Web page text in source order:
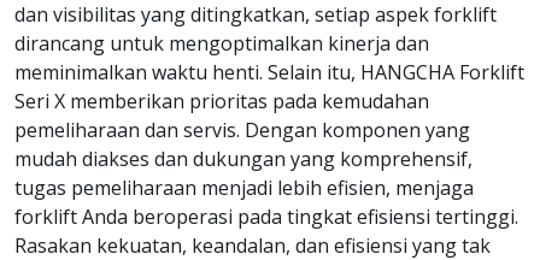
dan visibilitas yang ditingkatkan, setiap aspek forklift
dirancang untuk mengoptimalkan kinerja dan
meminimalkan waktu henti. Selain itu, HANGCHA Forklift
Seri X memberikan prioritas pada kemudahan
pemeliharaan dan servis. Dengan komponen yang
mudah diakses dan dukungan yang komprehensif,
tugas pemeliharaan menjadi lebih efisien, menjaga
forklift Anda beroperasi pada tingkat efisiensi tertinggi.
Rasakan kekuatan, keandalan, dan efisiensi yang tak